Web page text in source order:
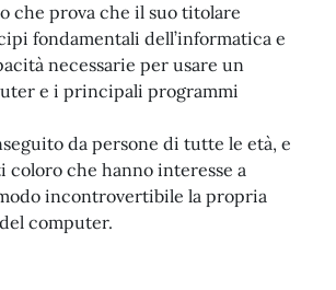
che prova che il suo titolare
fondamentali dell’informatica e
necessarie per usare un
e i principali programmi
da persone di tutte le età, e
coloro che hanno interesse a
incontrovertibile la propria
computer.